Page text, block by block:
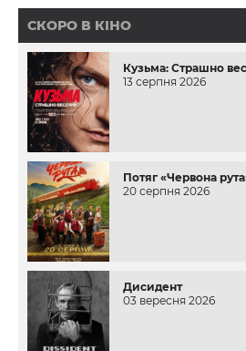
СКОРО В КІНО
Кузьма: Страшно
13 серпня 2026
Потяг «Червона
20 серпня 2026
Дисидент
03 вересня 2026